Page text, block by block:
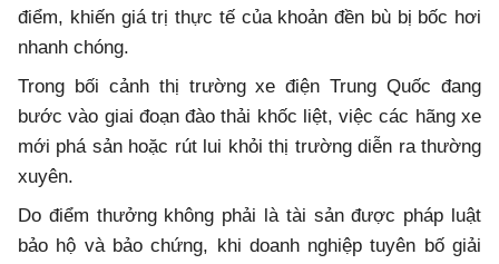
điểm, khiến giá trị thực tế của khoản đền bù bị bốc hơi
nhanh chóng.
Trong bối cảnh thị trường xe điện Trung Quốc đang
bước vào giai đoạn đào thải khốc liệt, việc các hãng xe
mới phá sản hoặc rút lui khỏi thị trường diễn ra thường
xuyên.
Do điểm thưởng không phải là tài sản được pháp luật
bảo hộ và bảo chứng, khi doanh nghiệp tuyên bố giải